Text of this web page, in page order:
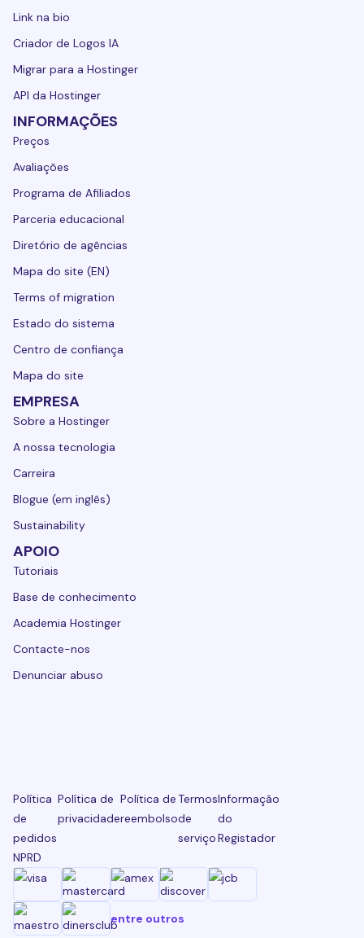
Link na bio
Criador de Logos IA
Migrar para a Hostinger
API da Hostinger
INFORMAÇÕES
Preços
Avaliações
Programa de Afiliados
Parceria educacional
Diretório de agências
Mapa do site (EN)
Terms of migration
Estado do sistema
Centro de confiança
Mapa do site
EMPRESA
Sobre a Hostinger
A nossa tecnologia
Carreira
Blogue (em inglês)
Sustainability
APOIO
Tutoriais
Base de conhecimento
Academia Hostinger
Contacte-nos
Denunciar abuso
Política
de
pedidos
NPRD
Política de
privacidade
Política de
reembolso
Termos
de
serviço
Informação
do
Registador
entre outros